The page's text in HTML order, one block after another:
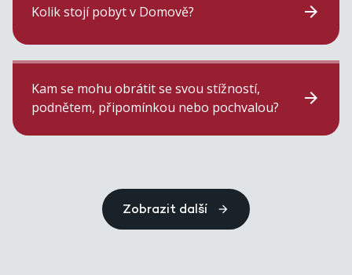
Kolik stojí pobyt v Domově?
Kam se mohu obrátit se svou stížností,
podnětem, připomínkou nebo pochvalou?
Zobrazit další